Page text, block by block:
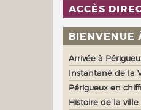
ACCÈS
BIENVENUE
Arrivée à
Instantané de la
Périgueux en
Histoire de la ville